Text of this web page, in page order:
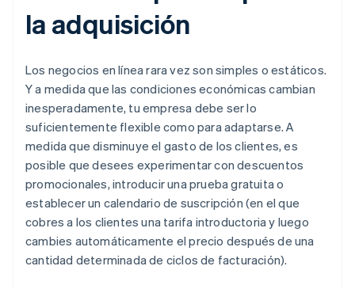
la adquisición
Los negocios en línea rara vez son simples o estáticos.
Y a medida que las condiciones económicas cambian
inesperadamente, tu empresa debe ser lo
suficientemente flexible como para adaptarse. A
medida que disminuye el gasto de los clientes, es
posible que desees experimentar con descuentos
promocionales, introducir una prueba gratuita o
establecer un calendario de suscripción (en el que
cobres a los clientes una tarifa introductoria y luego
cambies automáticamente el precio después de una
cantidad determinada de ciclos de facturación).